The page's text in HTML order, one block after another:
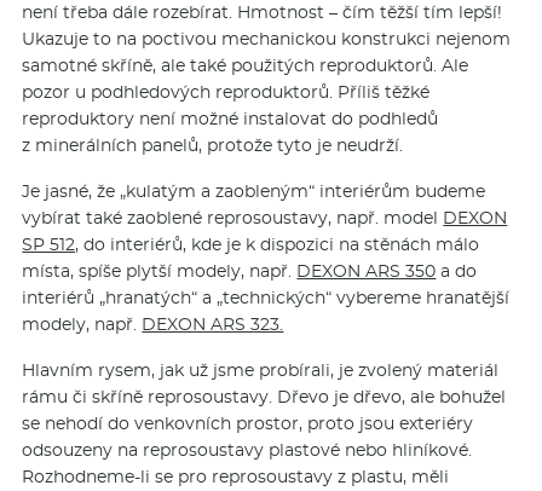
není třeba dále rozebírat. Hmotnost – čím těžší tím lepší!
Ukazuje to na poctivou mechanickou konstrukci nejenom
samotné skříně, ale také použitých reproduktorů. Ale
pozor u podhledových reproduktorů. Příliš těžké
reproduktory není možné instalovat do podhledů
z minerálních panelů, protože tyto je neudrží.
Je jasné, že „kulatým a zaobleným“ interiérům budeme
vybírat také zaoblené reprosoustavy, např. model DEXON
SP 512, do interiérů, kde je k dispozici na stěnách málo
místa, spíše plytší modely, např. DEXON ARS 350 a do
interiérů „hranatých“ a „technických“ vybereme hranatější
modely, např. DEXON ARS 323.
Hlavním rysem, jak už jsme probírali, je zvolený materiál
rámu či skříně reprosoustavy. Dřevo je dřevo, ale bohužel
se nehodí do venkovních prostor, proto jsou exteriéry
odsouzeny na reprosoustavy plastové nebo hliníkové.
Rozhodneme-li se pro reprosoustavy z plastu, měli